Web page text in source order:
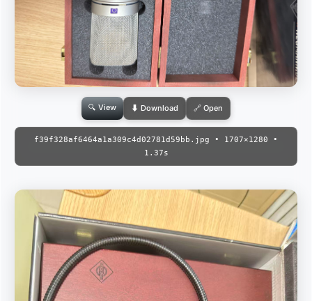
🔍 View ⬇ Download 🔗 Open
f39f328af6464a1a309c4d02781d59bb.jpg • 1707×1280 •
1.37s